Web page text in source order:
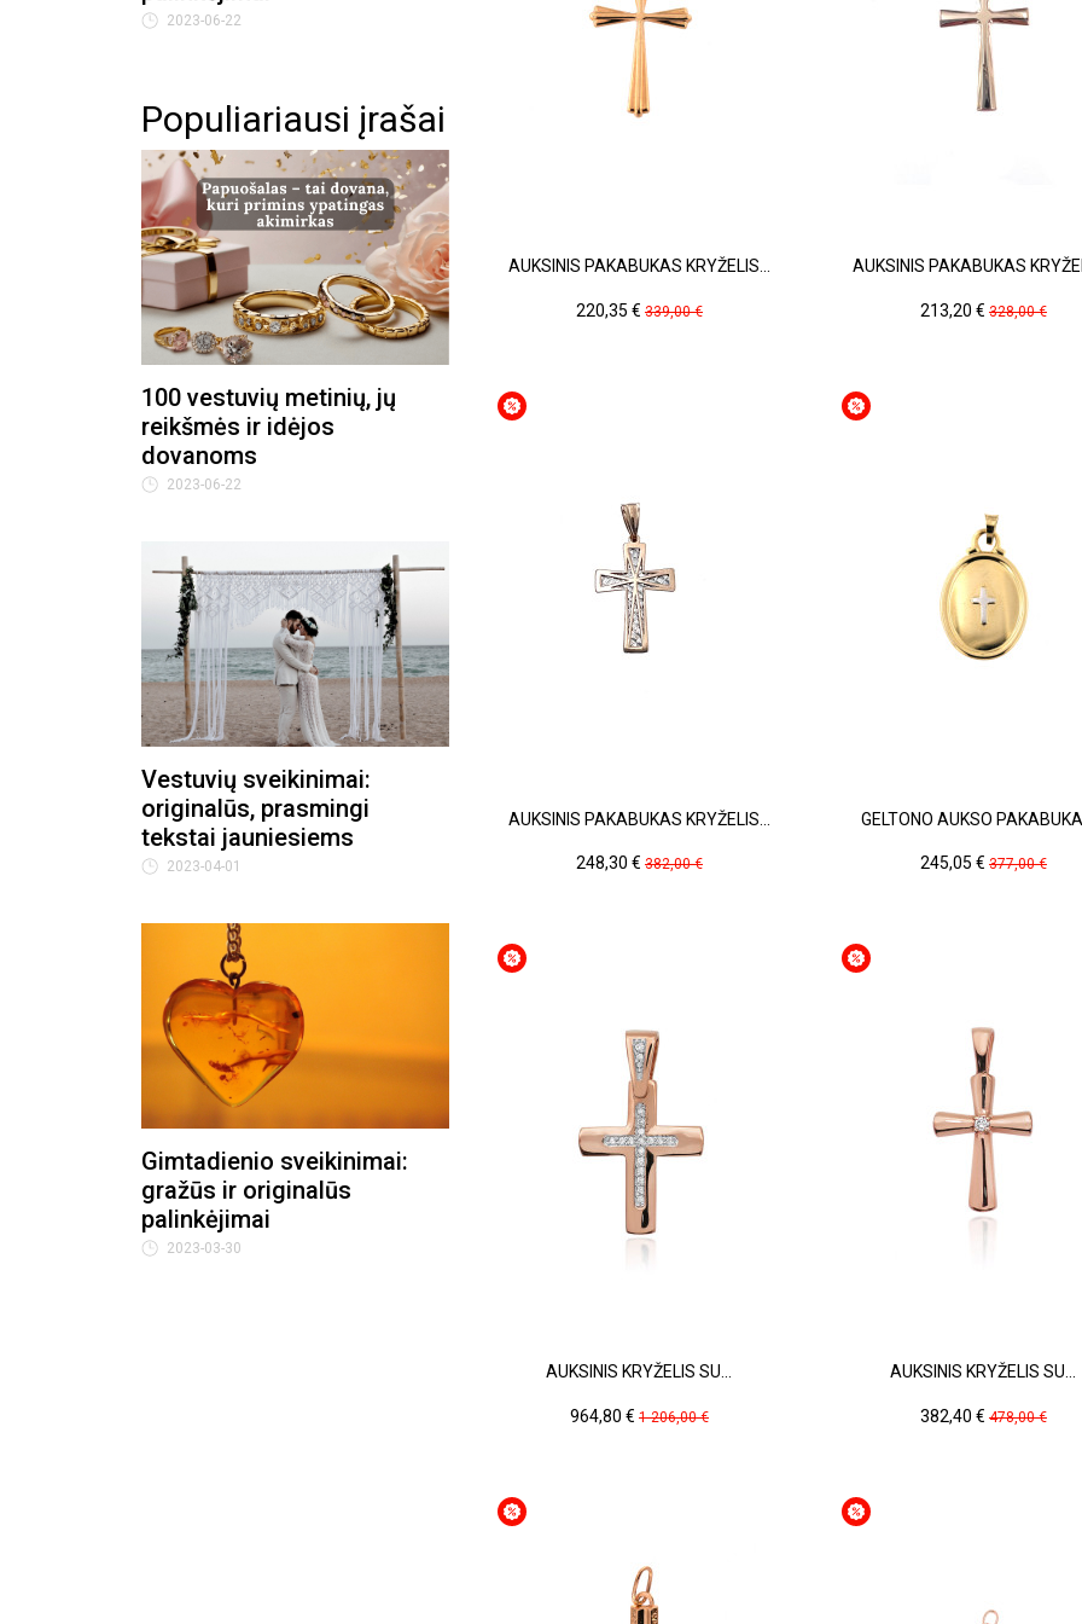
2023-06-22
Populiariausi įrašai
100 vestuvių metinių, jų
reikšmės ir idėjos
dovanoms
2023-06-22
Vestuvių sveikinimai:
originalūs, prasmingi
tekstai jauniesiems
2023-04-01
Gimtadienio sveikinimai:
gražūs ir originalūs
palinkėjimai
2023-03-30
AUKSINIS PAKABUKAS KRYŽELIS...
Kaina
220,35 € Pradinė
339,00 €
AUKSINIS PAKABUKAS
Kaina
213,20 € Pradinė
328,00 €
AUKSINIS PAKABUKAS KRYŽELIS...
Kaina
248,30 € Pradinė
382,00 €
GELTONO AUKSO
Kaina
245,05 € Pradinė
377,00 €
AUKSINIS KRYŽELIS SU...
Kaina
964,80 € Pradinė
1 206,00 €
AUKSINIS KRYŽELIS SU...
Kaina
382,40 € Pradinė
478,00 €